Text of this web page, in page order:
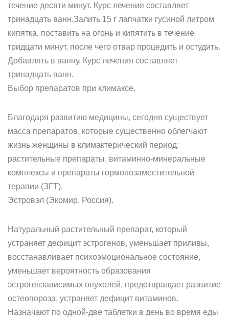
течение десяти минут. Курс лечения составляет
тринадцать ванн.Залить 15 г лапчатки гусиной литром
кипятка, поставить на огонь и кипятить в течение
тридцати минут, после чего отвар процедить и остудить.
Добавлять в ванну. Курс лечения составляет
тринадцать ванн.
Выбор препаратов при климаксе.
Благодаря развитию медицины, сегодня существует
масса препаратов, которые существенно облегчают
жизнь женщины в климактерический период:
растительные препараты, витаминно-минеральные
комплексы и препараты гормонозаместительной
терапии (ЗГТ).
Эстровэл (Экомир, Россия).
Натуральный растительный препарат, который
устраняет дефицит эстрогенов, уменьшает приливы,
восстанавливает психоэмоциональное состояние,
уменьшает вероятность образования
эстрогензависимых опухолей, предотвращает развитие
остеопороза, устраняет дефицит витаминов.
Назначают по одной-две таблетки в день во время еды